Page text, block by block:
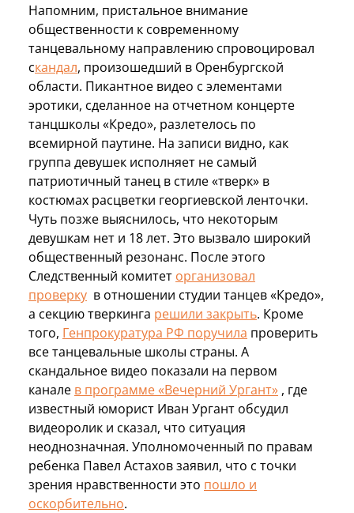
Напомним, пристальное внимание
общественности к современному
танцевальному направлению спровоцировал
скандал, произошедший в Оренбургской
области. Пикантное видео с элементами
эротики, сделанное на отчетном концерте
танцшколы «Кредо», разлетелось по
всемирной паутине. На записи видно, как
группа девушек исполняет не самый
патриотичный танец в стиле «тверк» в
костюмах расцветки георгиевской ленточки.
Чуть позже выяснилось, что некоторым
девушкам нет и 18 лет. Это вызвало широкий
общественный резонанс. После этого
Следственный комитет организовал
проверку в отношении студии танцев «Кредо»,
а секцию тверкинга решили закрыть. Кроме
того, Генпрокуратура РФ поручила проверить
все танцевальные школы страны. А
скандальное видео показали на первом
канале в программе «Вечерний Ургант» , где
известный юморист Иван Ургант обсудил
видеоролик и сказал, что ситуация
неоднозначная. Уполномоченный по правам
ребенка Павел Астахов заявил, что с точки
зрения нравственности это пошло и
оскорбительно.